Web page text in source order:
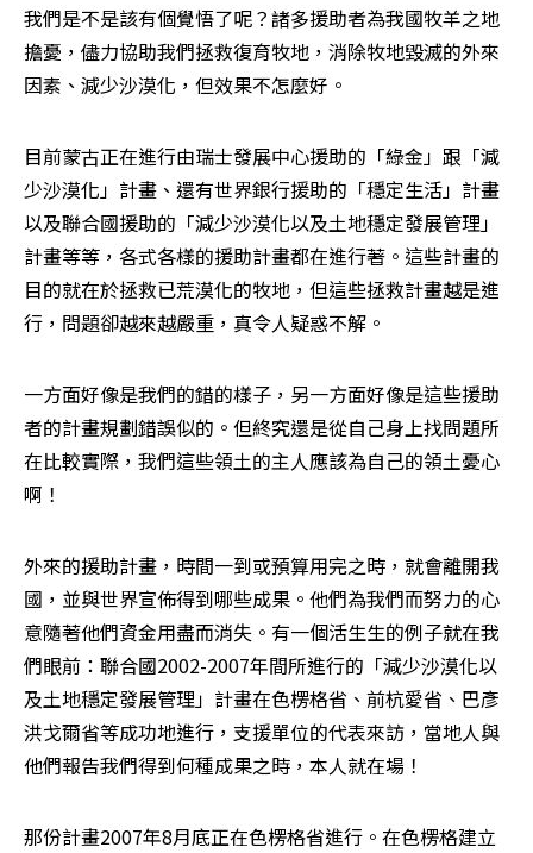
我們是不是該有個覺悟了呢？諸多援助者為我國牧羊之地
擔憂，儘力協助我們拯救復育牧地，消除牧地毀滅的外來
因素、減少沙漠化，但效果不怎麼好。
目前蒙古正在進行由瑞士發展中心援助的「綠金」跟「減
少沙漠化」計畫、還有世界銀行援助的「穩定生活」計畫
以及聯合國援助的「減少沙漠化以及土地穩定發展管理」
計畫等等，各式各樣的援助計畫都在進行著。這些計畫的
目的就在於拯救已荒漠化的牧地，但這些拯救計畫越是進
行，問題卻越來越嚴重，真令人疑惑不解。
一方面好像是我們的錯的樣子，另一方面好像是這些援助
者的計畫規劃錯誤似的。但終究還是從自己身上找問題所
在比較實際，我們這些領土的主人應該為自己的領土憂心
啊！
外來的援助計畫，時間一到或預算用完之時，就會離開我
國，並與世界宣佈得到哪些成果。他們為我們而努力的心
意隨著他們資金用盡而消失。有一個活生生的例子就在我
們眼前：聯合國2002-2007年間所進行的「減少沙漠化以
及土地穩定發展管理」計畫在色楞格省、前杭愛省、巴彥
洪戈爾省等成功地進行，支援單位的代表來訪，當地人與
他們報告我們得到何種成果之時，本人就在場！
那份計畫2007年8月底正在色楞格省進行。在色楞格建立